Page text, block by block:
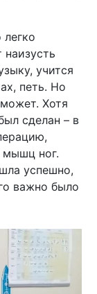
наизусть
учится
петь. Но
Хотя
сделан – в
мышц ног.
успешно,
важно было